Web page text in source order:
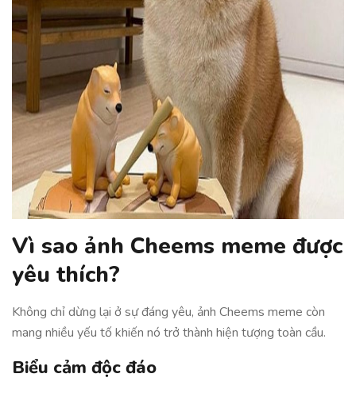
Vì sao ảnh Cheems meme được
yêu thích?
Không chỉ dừng lại ở sự đáng yêu, ảnh Cheems meme còn
mang nhiều yếu tố khiến nó trở thành hiện tượng toàn cầu.
Biểu cảm độc đáo